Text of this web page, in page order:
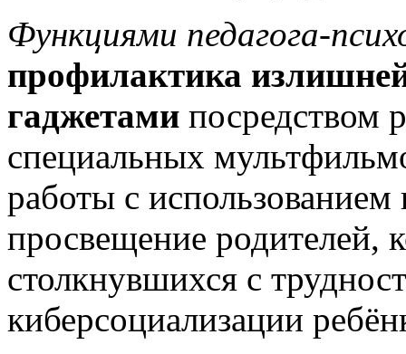
Функциями педагога-
профилактика
гаджетами посредством
специальных
работы с
просвещение родителей,
столкнувшихся с
киберсоциализации